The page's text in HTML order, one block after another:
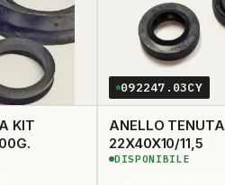
KIT
092247.03CY
ANELLO TENUTA
22X40X10/11,5
DISPONIBILE